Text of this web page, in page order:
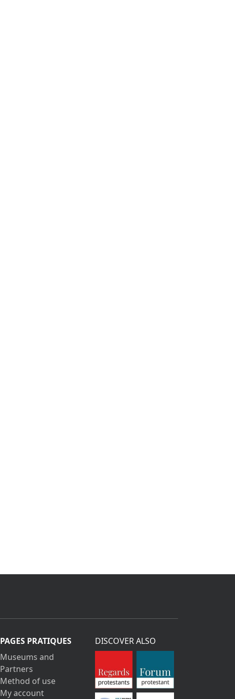
PAGES PRATIQUES
Museums and
Partners
Method of use
My account
DISCOVER ALSO